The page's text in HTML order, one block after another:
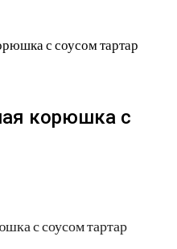
с соусом тартар
корюшка с